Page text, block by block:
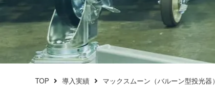
TOP 導入実績 マックスムーン（バルーン型投光器）